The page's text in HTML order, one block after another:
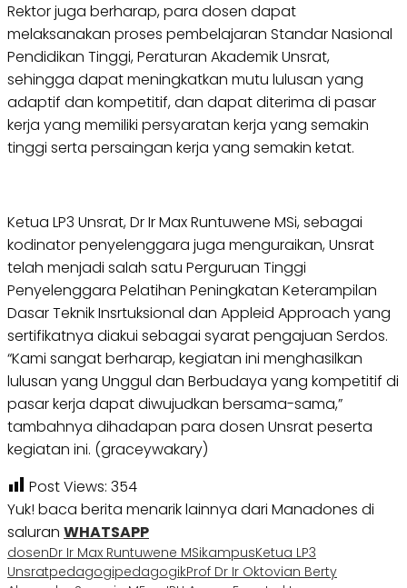
Rektor juga berharap, para dosen dapat
melaksanakan proses pembelajaran Standar Nasional
Pendidikan Tinggi, Peraturan Akademik Unsrat,
sehingga dapat meningkatkan mutu lulusan yang
adaptif dan kompetitif, dan dapat diterima di pasar
kerja yang memiliki persyaratan kerja yang semakin
tinggi serta persaingan kerja yang semakin ketat.
Ketua LP3 Unsrat, Dr Ir Max Runtuwene MSi, sebagai
kodinator penyelenggara juga menguraikan, Unsrat
telah menjadi salah satu Perguruan Tinggi
Penyelenggara Pelatihan Peningkatan Keterampilan
Dasar Teknik Insrtuksional dan Appleid Approach yang
sertifikatnya diakui sebagai syarat pengajuan Serdos.
“Kami sangat berharap, kegiatan ini menghasilkan
lulusan yang Unggul dan Berbudaya yang kompetitif di
pasar kerja dapat diwujudkan bersama-sama,”
tambahnya dihadapan para dosen Unsrat peserta
kegiatan ini. (graceywakary)
Post Views: 354
Yuk! baca berita menarik lainnya dari Manadones di
saluran WHATSAPP
dosenDr Ir Max Runtuwene MSikampusKetua LP3
UnsratpedagogipedagogikProf Dr Ir Oktovian Berty